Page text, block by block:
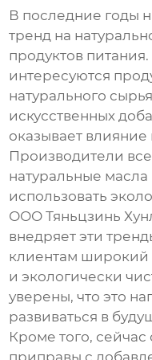
В последние годы
тренд на
продуктов
интересуются
натурального
искусственных
оказывает
Производители
натуральные
использовать
ООО Тяньцзинь
внедряет эти
клиентам широкий
и экологически
уверены, что это
развиваться в
Кроме того,